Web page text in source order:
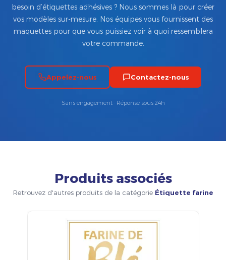
besoin d’étiquettes adhésives ? Nous sommes là pour créer
vos modèles sur-mesure. Nos équipes vous fournissent des
maquettes pour que vous puissiez voir à quoi ressemblera
votre commande.
Appelez-nous Contactez-nous
Sans engagement · Réponse sous 24h
Produits associés
Retrouvez d'autres produits de la catégorie Étiquette farine